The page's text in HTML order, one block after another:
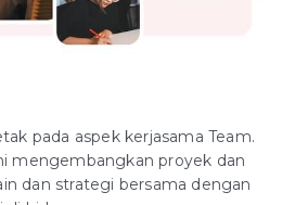
pada aspek kerjasama Team.
mengembangkan proyek dan
dan strategi bersama dengan